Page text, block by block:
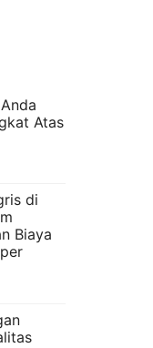
Atas
di
Biaya